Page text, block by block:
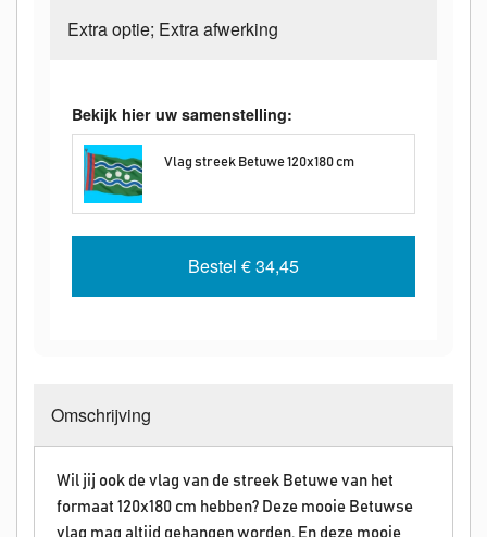
Extra optie; Extra afwerking
Bekijk hier uw samenstelling:
Vlag streek Betuwe 120x180 cm
Bestel € 34,45
Omschrijving
Wil jij ook de vlag van de streek Betuwe van het
formaat 120x180 cm hebben? Deze mooie Betuwse
vlag mag altijd gehangen worden. En deze mooie